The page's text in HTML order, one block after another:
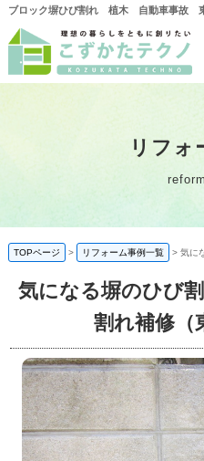
リフォ
TOPページ リフォーム事例一覧 気に
気になる塀のひび
割れ補修（